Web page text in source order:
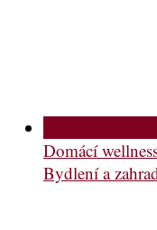
Domácí
Bydlení a